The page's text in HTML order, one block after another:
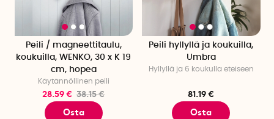
Peili / magneettitaulu,
koukuilla, WENKO, 30 x K 19
cm, hopea
Käytännöllinen peili
28.59 € 38.15 €
Osta
Peili hyllyllä ja koukuilla,
Umbra
Hyllyllä ja 6 koukulla eteiseen
81.19 €
Osta